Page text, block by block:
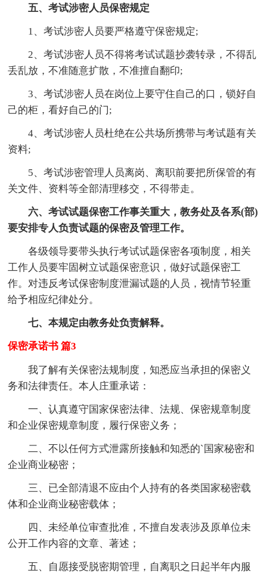
五、考试涉密人员保密规定
1、考试涉密人员要严格遵守保密规定;
2、考试涉密人员不得将考试试题抄袭转录，不得乱
丢乱放，不准随意扩散，不准擅自翻印;
3、考试涉密人员在岗位上要守住自己的口，锁好自
己的柜，看好自己的门;
4、考试涉密人员杜绝在公共场所携带与考试题有关
资料;
5、考试涉密管理人员离岗、离职前要把所保管的有
关文件、资料等全部清理移交，不得带走。
六、考试试题保密工作事关重大，教务处及各系(部)
要安排专人负责试题的保密及管理工作。
各级领导要带头执行考试试题保密各项制度，相关
工作人员要牢固树立试题保密意识，做好试题保密工
作。对违反考试保密制度泄漏试题的人员，视情节轻重
给予相应纪律处分。
七、本规定由教务处负责解释。
保密承诺书 篇3
我了解有关保密法规制度，知悉应当承担的保密义
务和法律责任。本人庄重承诺：
一、认真遵守国家保密法律、法规、保密规章制度
和企业保密规章制度，履行保密义务；
二、不以任何方式泄露所接触和知悉的`国家秘密和
企业商业秘密；
三、已全部清退不应由个人持有的各类国家秘密载
体和企业商业秘密载体；
四、未经单位审查批准，不擅自发表涉及原单位未
公开工作内容的文章、著述；
五、自愿接受脱密期管理，自离职之日起半年内服